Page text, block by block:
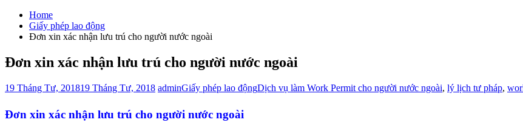
Home
Giấy phép lao động
Đơn xin xác nhận lưu trú cho người nước ngoài
Đơn xin xác nhận lưu trú cho người nước ngoài
19 Tháng Tư, 201819 Tháng Tư, 2018 adminGiấy phép lao độngDịch vụ làm Work Permit cho người nước ngoài, lý lịch tư pháp,
Đơn xin xác nhận lưu trú cho người nước ngoài